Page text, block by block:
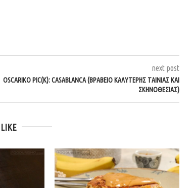
next post
OSCARΙΚΌ PIC(K): CASABLANCA (ΒΡΑΒΕΊΟ ΚΑΛΎΤΕΡΗΣ ΤΑΙΝΊΑΣ ΚΑΙ
ΣΚΗΝΟΘΕΣΊΑΣ)